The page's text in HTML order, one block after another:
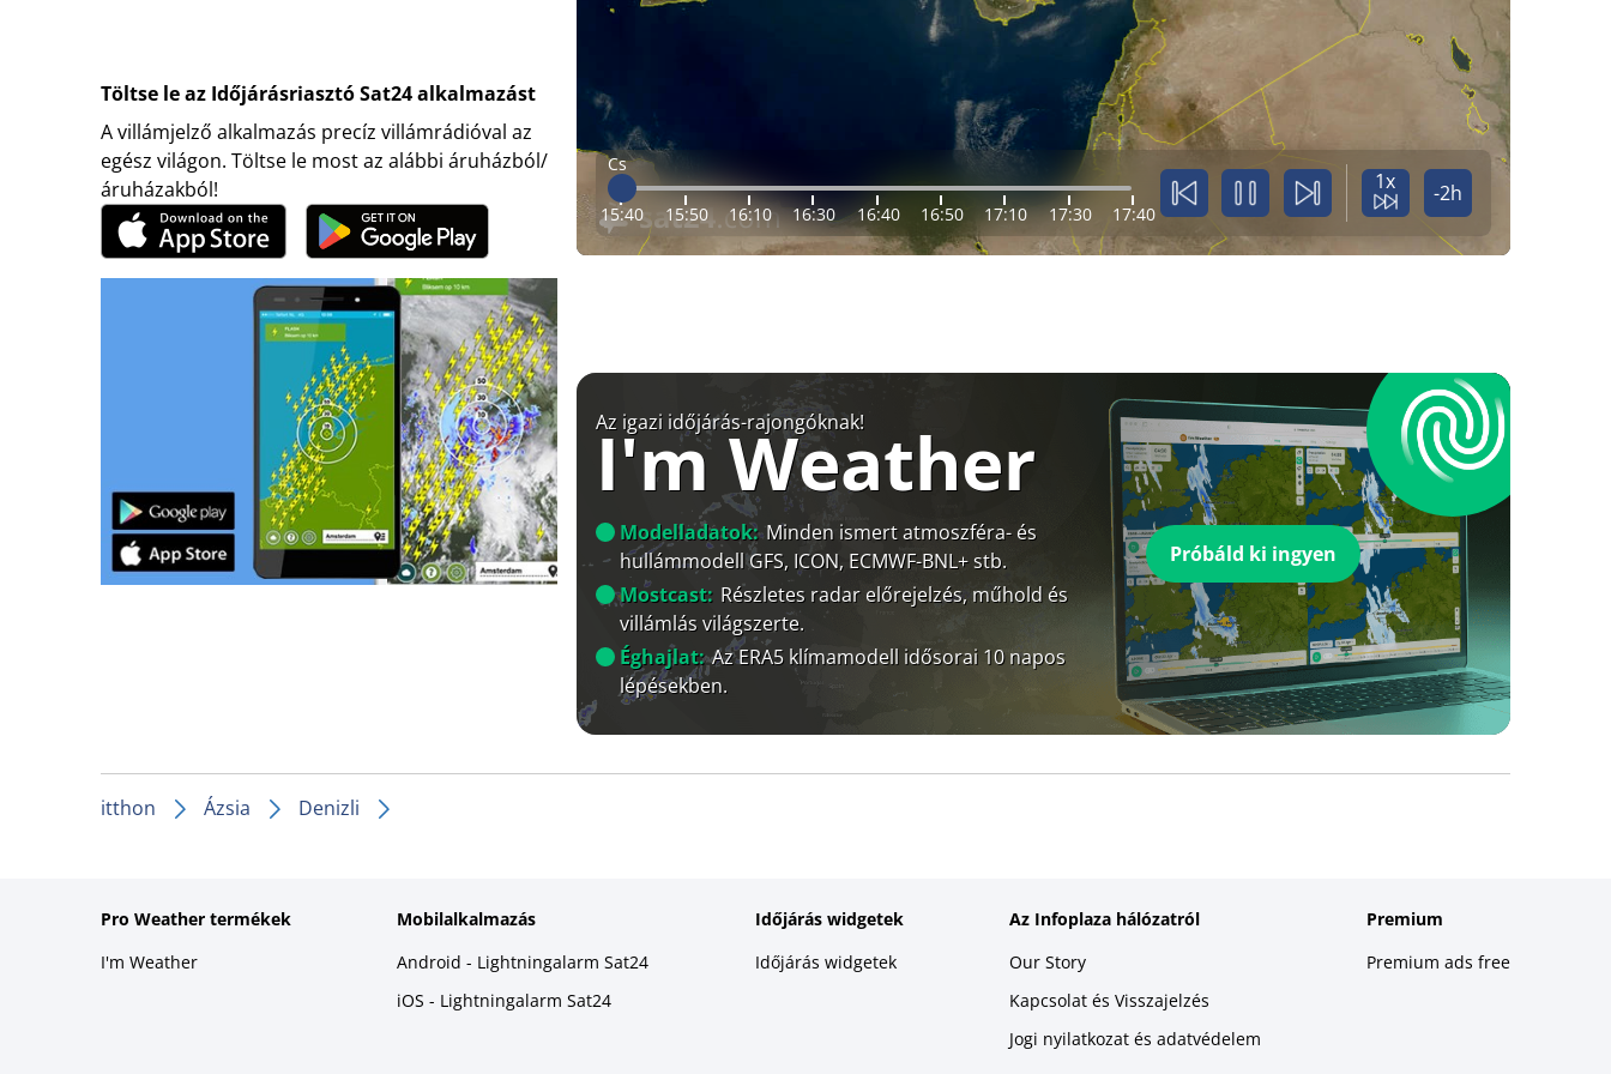
Töltse le az Időjárásriasztó Sat24 alkalmazást
A villámjelző alkalmazás precíz villámrádióval az
egész világon. Töltse le most az alábbi áruházból/
áruházakból!
Cs
15:40 15:50 16:10 16:30 16:40 16:50 17:10 17:30 17:40
1x -2h
Az igazi időjárás-rajongóknak!
I'm Weather
Modelladatok: Minden ismert atmoszféra- és
hullámmodell GFS, ICON, ECMWF-BNL+ stb.
Mostcast: Részletes radar előrejelzés, műhold és
villámlás világszerte.
Éghajlat: Az ERA5 klímamodell idősorai 10 napos
lépésekben.
Próbáld ki ingyen
itthon Ázsia Denizli
Pro Weather termékek
I'm Weather
Mobilalkalmazás
Android - Lightningalarm Sat24
iOS - Lightningalarm Sat24
Időjárás widgetek
Időjárás widgetek
Az Infoplaza hálózatról
Our Story
Kapcsolat és Visszajelzés
Jogi nyilatkozat és adatvédelem
Premium
Premium ads free